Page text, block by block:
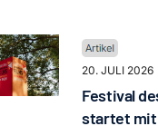
20. JULI 2026
Festival
startet mit